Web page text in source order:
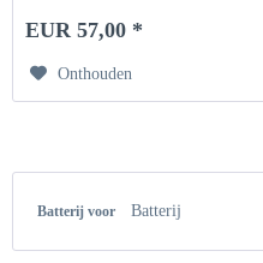
EUR 57,00 *
Onthouden
Batterij voor Batterij